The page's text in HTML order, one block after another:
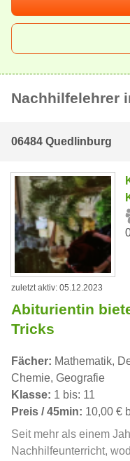
Nachhilfelehrer
06484 Quedlinburg
zuletzt aktiv: 05.12.2023
Abiturientin
Tricks
Fächer: Mathematik,
Chemie, Geografie
Klasse: 1 bis: 11
Preis / 45min: 10,00 €
Seit mehr als einem
Nachhilfeunterricht,